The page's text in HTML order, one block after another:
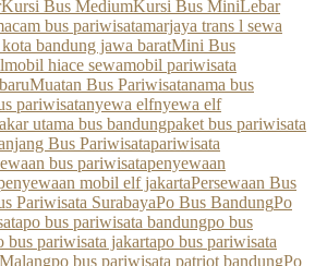
Kursi Bus MediumKursi Bus MiniLebar
bus pariwisatamarjaya trans l sewa
bandung jawa baratMini Bus
mobil hiace sewamobil pariwisata
Muatan Bus Pariwisatanama bus
pariwisatanyewa elfnyewa elf
utama bus bandungpaket bus pariwisata
Bus Pariwisatapariwisata
bus pariwisatapenyewaan
mobil elf jakartaPersewaan Bus
Pariwisata SurabayaPo Bus BandungPo
po bus pariwisata bandungpo bus
bus pariwisata jakartapo bus pariwisata
po bus pariwisata patriot bandungPo